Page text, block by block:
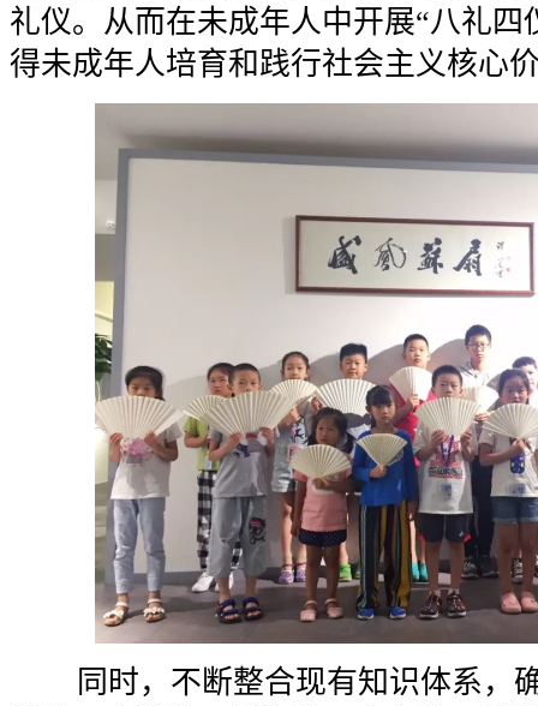
礼仪。从而在未成年人中开展“八礼
得未成年人培育和践行社会主义核心
同时，不断整合现有知识体系，